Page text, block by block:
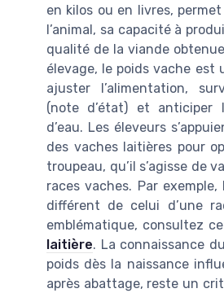
en kilos ou en livres,
l’animal, sa capacité à
qualité de la viande
élevage, le poids vache est
ajuster l’alimentation,
(note d’état) et anticiper
d’eau. Les éleveurs
des vaches laitières pour
troupeau, qu’il s’agisse de
races vaches. Par
différent de celui d’une
emblématique, consultez
laitière. La connaissance
poids dès la naissance
après abattage, reste un